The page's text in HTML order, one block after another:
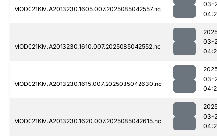
MOD021KM.A2013230.1605.007.2025085042557.nc
03-
MOD021KM.A2013230.1610.007.2025085042552.nc
03-
MOD021KM.A2013230.1615.007.2025085042630.nc
03-
MOD021KM.A2013230.1620.007.2025085042615.nc
03-